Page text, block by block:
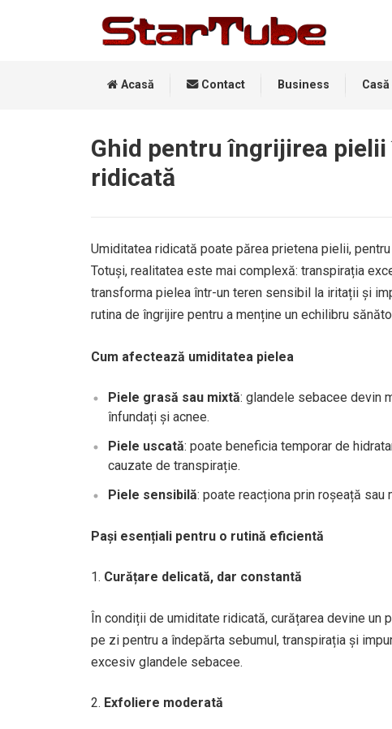
Acasă Contact Business
Ghid pentru îngrijirea
ridicată
Umiditatea ridicată poate părea prietena pielii,
Totuși, realitatea este mai complexă: transpirația
transforma pielea într-un teren sensibil la iritații și
rutina de îngrijire pentru a menține un echilibru
Cum afectează umiditatea pielea
Piele grasă sau mixtă: glandele sebacee devin
înfundați și acnee.
Piele uscată: poate beneficia temporar de
cauzate de transpirație.
Piele sensibilă: poate reacționa prin roșeață sau
Pași esențiali pentru o rutină eficientă
Curățare delicată, dar constantă
În condiții de umiditate ridicată, curățarea devine un
pe zi pentru a îndepărta sebumul, transpirația și
excesiv glandele sebacee.
Exfoliere moderată